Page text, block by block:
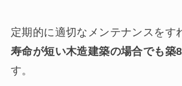
定期的に適切なメンテナンスをす
寿命が短い木造建築の場合でも築
す。